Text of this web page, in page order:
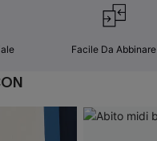
Facile Da Abbinare